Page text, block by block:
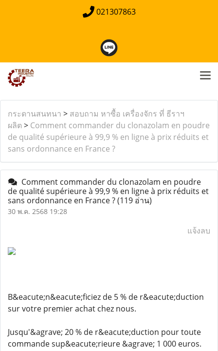
021307863
กระดานสนทนา > สอบถาม หาซื้อ เครื่องจักร ที่ ธีราฯ
ผลิต > Comment commander du clonazolam en poudre
de qualité supérieure à 99,9 % en ligne à prix réduits et
sans ordonnance en France ?
Comment commander du clonazolam en poudre
de qualité supérieure à 99,9 % en ligne à prix réduits et
sans ordonnance en France ?(119 อ่าน)
30 พ.ค. 2568 19:28
แจ้งลบ
B&eacute;n&eacute;ficiez de 5 % de r&eacute;duction
sur votre premier achat chez nous.
Jusqu'&agrave; 20 % de r&eacute;duction pour toute
commande sup&eacute;rieure &agrave; 1 000 euros.